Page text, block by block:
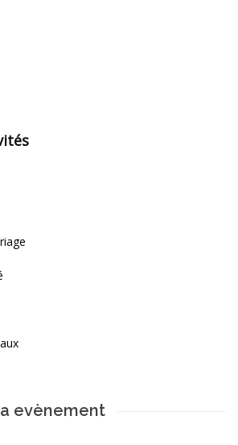
evènement